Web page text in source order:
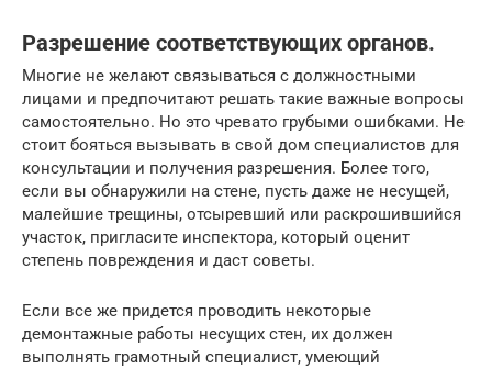
Разрешение соответствующих органов.
Многие не желают связываться с должностными
лицами и предпочитают решать такие важные вопросы
самостоятельно. Но это чревато грубыми ошибками. Не
стоит бояться вызывать в свой дом специалистов для
консультации и получения разрешения. Более того,
если вы обнаружили на стене, пусть даже не несущей,
малейшие трещины, отсыревший или раскрошившийся
участок, пригласите инспектора, который оценит
степень повреждения и даст советы.
Если все же придется проводить некоторые
демонтажные работы несущих стен, их должен
выполнять грамотный специалист, умеющий